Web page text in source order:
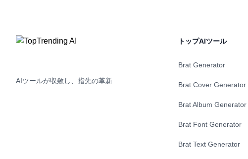
します。
AIツールが収斂し、指先の革新
トップAIツール
Brat Generator
Brat Cover Generator
Brat Album Generator
Brat Font Generator
Brat Text Generator